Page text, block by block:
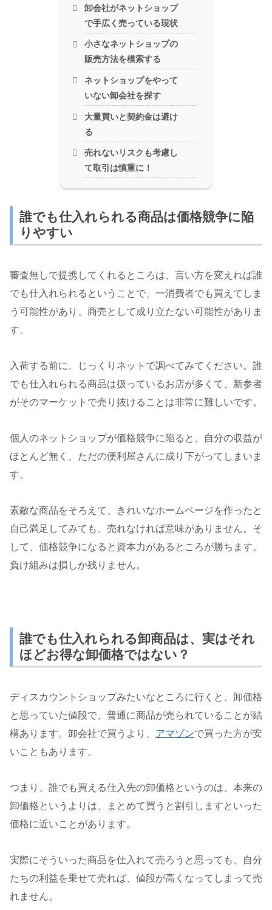
卸会社がネットショップ
で手広く売っている現状
小さなネットショップの
販売方法を模索する
ネットショップをやって
いない卸会社を探す
大量買いと契約金は避け
る
売れないリスクも考慮し
て取引は慎重に！
誰でも仕入れられる商品は価格競争に陥
りやすい
審査無しで提携してくれるところは、言い方を変えれば誰
でも仕入れられるということで、一消費者でも買えてしま
う可能性があり、商売として成り立たない可能性がありま
す。
入荷する前に、じっくりネットで調べてみてください。誰
でも仕入れられる商品は扱っているお店が多くて、新参者
がそのマーケットで売り抜けることは非常に難しいです。
個人のネットショップが価格競争に陥ると、自分の収益が
ほとんど無く、ただの便利屋さんに成り下がってしまいま
す。
素敵な商品をそろえて、きれいなホームページを作ったと
自己満足してみても、売れなければ意味がありません。そ
して、価格競争になると資本力があるところが勝ちます。
負け組みは損しか残りません。
誰でも仕入れられる卸商品は、実はそれ
ほどお得な卸価格ではない？
ディスカウントショップみたいなところに行くと、卸価格
と思っていた値段で、普通に商品が売られていることが結
構あります。卸会社で買うより、 アマゾンで買った方が安
いこともあります。
つまり、誰でも買える仕入先の卸価格というのは、本来の
卸価格というよりは、まとめて買うと割引しますといった
価格に近いことがあります。
実際にそういった商品を仕入れて売ろうと思っても、自分
たちの利益を乗せて売れば、値段が高くなってしまって売
れません。